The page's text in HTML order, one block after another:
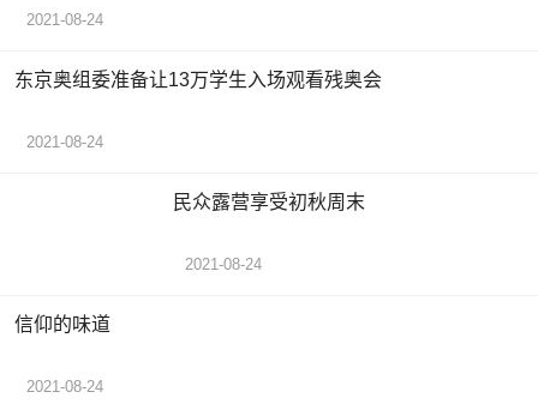
2021-08-24
东京奥组委准备让13万学生入场观看残奥会
2021-08-24
民众露营享受初秋周末
2021-08-24
信仰的味道
2021-08-24